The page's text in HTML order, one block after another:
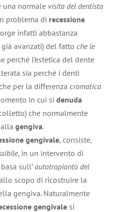
una normale visita del dentista
problema di recessione
infatti abbastanza
avanzati) del fatto che le
perché l’estetica del dente
sia perché i denti
per la differenza cromatica
in cui si denuda
che normalmente
gengiva.
gengivale, consiste,
, in un intervento di
sull’autotrapianto del
scopo di ricostruire la
gengiva. Naturalmente
gengivale si